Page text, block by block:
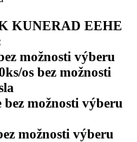
KUNERAD EEHE
možnosti výberu
os bez možnosti
bez možnosti výberu
možnosti výberu